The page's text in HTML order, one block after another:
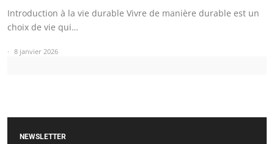
Introduction à la vie durable Vivre de manière durable est un
choix de vie qui…
8 janvier 2026
NEWSLETTER